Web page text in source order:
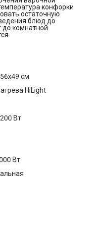
конфорки
остаточную
блюд до
до комнатной
см
HiLight
Вт
Вт